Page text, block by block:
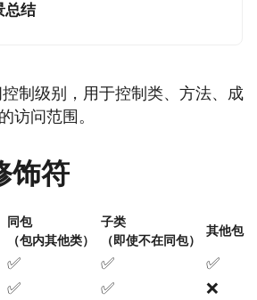
总结
制级别，用于控制类、方法、成
访问范围。
饰符
同包
（包内其他类）
子类
（即使不在同包）
其他包
✅ ✅ ✅
✅ ✅
❌